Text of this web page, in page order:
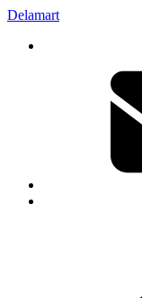
Delamart